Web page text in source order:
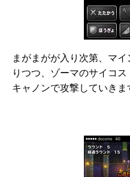
まがまがが入り次第、マ
りつつ、ゾーマのサイコ
キャノンで攻撃していきま